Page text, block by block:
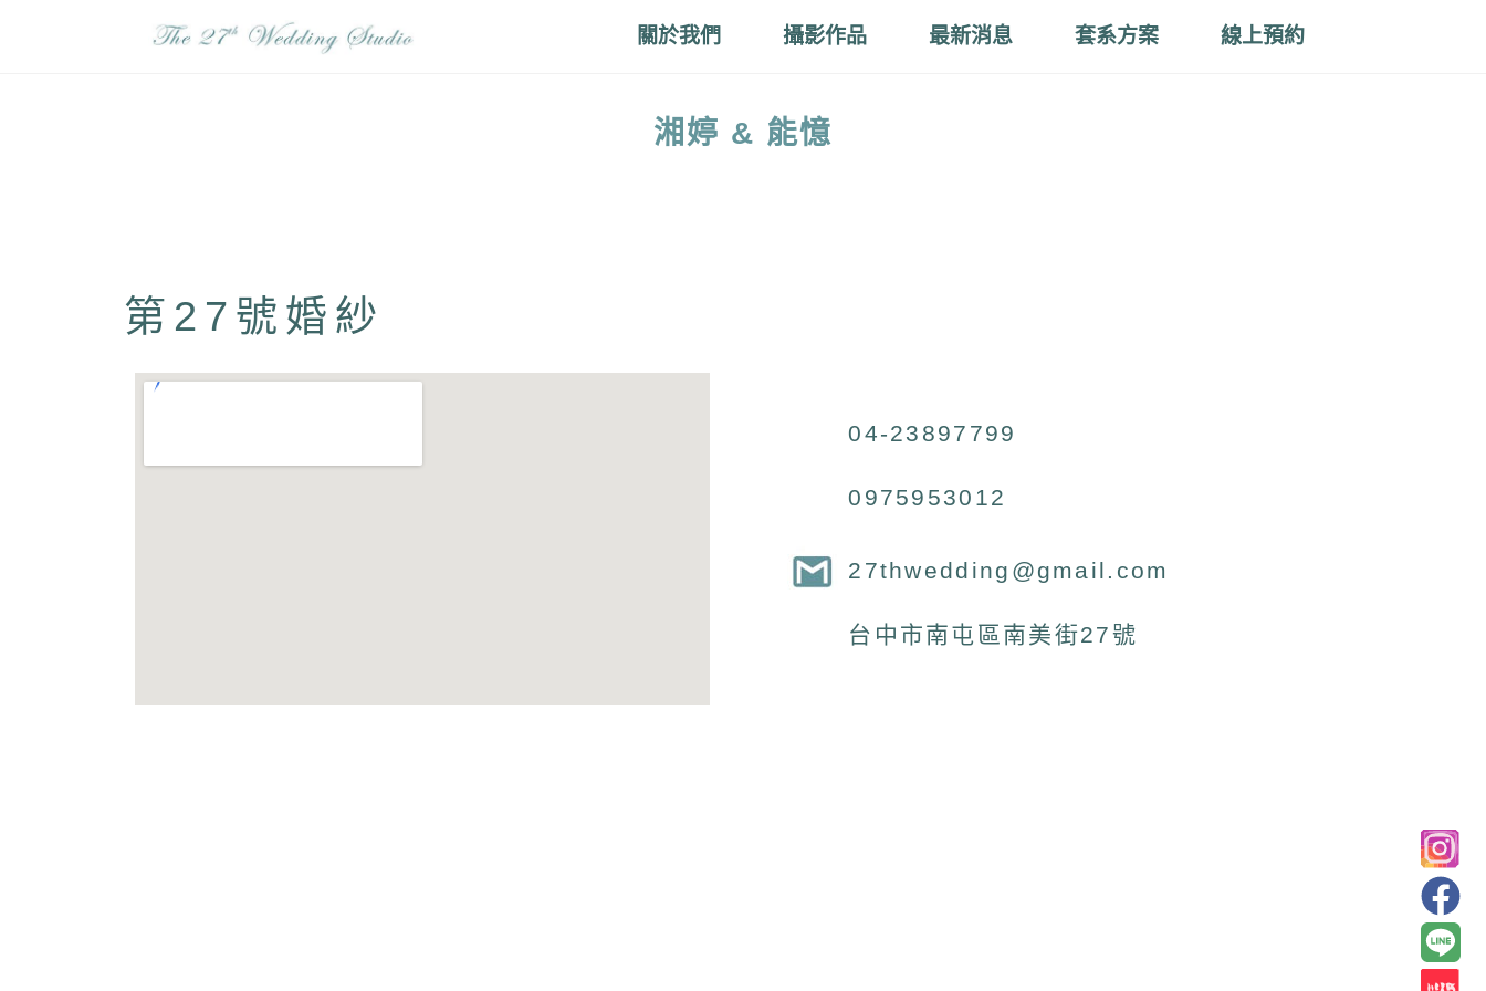
關於我們 攝影作品 最新消息 套系方案 線上預約
湘婷 & 能憶
第27號婚紗
04-23897799
0975953012
27thwedding@gmail.com
台中市南屯區南美街27號